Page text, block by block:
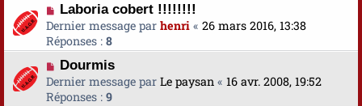
Laboria cobert !!!!!!!!
Dernier message par henri « 26 mars 2016, 13:38
Réponses : 8
Dourmis
Dernier message par Le paysan « 16 avr. 2008, 19:52
Réponses : 9